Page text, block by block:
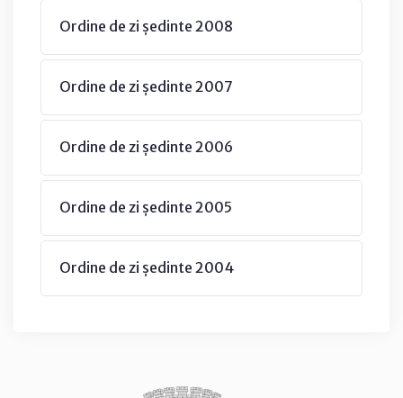
Ordine de zi ședinte 2008
Ordine de zi ședinte 2007
Ordine de zi ședinte 2006
Ordine de zi ședinte 2005
Ordine de zi ședinte 2004